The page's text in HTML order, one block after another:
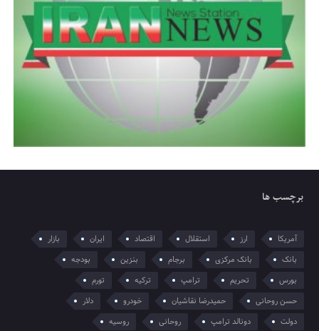
برچسب ها
آمریکا ارز استقلال اقتصاد ایران
بازار
بانک
بانک مرکزی برجام بنزین
بودجه
بورس
تحریم ترامپ ترکیه
تورم
حسن روحانی
حمیدرضا نقاشیان خودرو
دلار
دولت
دونالد ترامپ روحانی
روسیه